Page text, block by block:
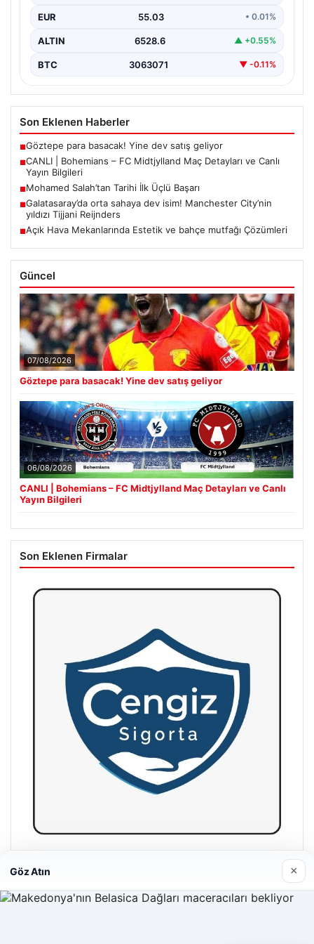
EUR 55.03 • 0.01%
ALTIN 6528.6 ▲ +0.55%
BTC 3063071 ▼ -0.11%
Son Eklenen Haberler
■Göztepe para basacak! Yine dev satış geliyor
■CANLI | Bohemians – FC Midtjylland Maç Detayları ve Canlı
Yayın Bilgileri
■Mohamed Salah’tan Tarihi İlk Üçlü Başarı
■Galatasaray’da orta sahaya dev isim! Manchester City’nin
yıldızı Tijjani Reijnders
■Açık Hava Mekanlarında Estetik ve bahçe mutfağı Çözümleri
Güncel
07/08/2026
Göztepe para basacak! Yine dev satış geliyor
06/08/2026
CANLI | Bohemians – FC Midtjylland Maç Detayları ve Canlı
Yayın Bilgileri
Son Eklenen Firmalar
Hastaş Beton
Göz Atın ×